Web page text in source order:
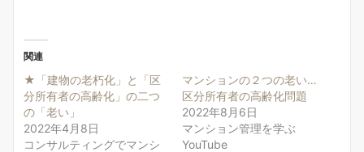
関連
★「建物の老朽化」と「区
分所有者の高齢化」の二つ
の「老い」
2022年4月8日
コンサルティングでマンシ
マンションの２つの老い…
区分所有者の高齢化問題
2022年8月6日
マンション管理を学ぶ
YouTube